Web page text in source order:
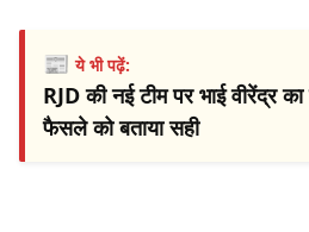
📰ये भी पढ़ें:
RJD की नई टीम पर भाई वीरेंद्र
फैसले को बताया सही